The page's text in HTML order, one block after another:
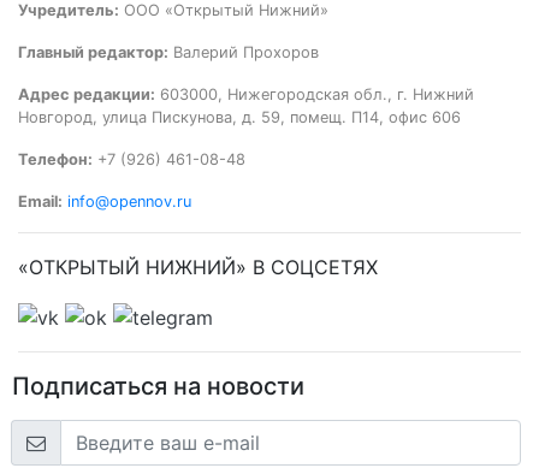
Учредитель: ООО «Открытый Нижний»
Главный редактор: Валерий Прохоров
Адрес редакции: 603000, Нижегородская обл., г. Нижний
Новгород, улица Пискунова, д. 59, помещ. П14, офис 606
Телефон: +7 (926) 461-08-48
Email: info@opennov.ru
«ОТКРЫТЫЙ НИЖНИЙ» В СОЦСЕТЯХ
Подписаться на новости